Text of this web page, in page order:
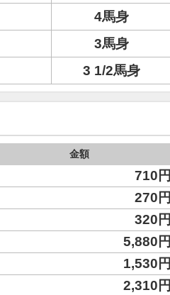
4馬身
3馬身
3 1/2馬身
金額
710円
270円
320円
5,880円
1,530円
2,310円